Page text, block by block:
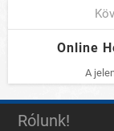
Online
A
Rólunk!